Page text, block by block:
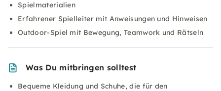
Spielmaterialien
Erfahrener Spielleiter mit Anweisungen und Hinweisen
Outdoor-Spiel mit Bewegung, Teamwork und Rätseln
Was Du mitbringen solltest
Bequeme Kleidung und Schuhe, die für den